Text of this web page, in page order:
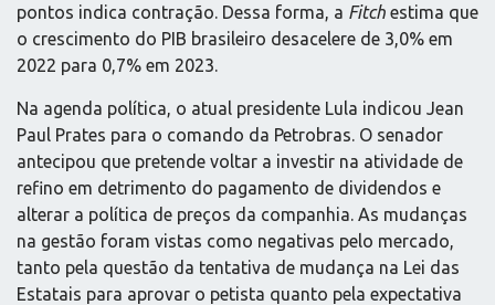
pontos indica contração. Dessa forma, a Fitch estima que
o crescimento do PIB brasileiro desacelere de 3,0% em
2022 para 0,7% em 2023.
Na agenda política, o atual presidente Lula indicou Jean
Paul Prates para o comando da Petrobras. O senador
antecipou que pretende voltar a investir na atividade de
refino em detrimento do pagamento de dividendos e
alterar a política de preços da companhia. As mudanças
na gestão foram vistas como negativas pelo mercado,
tanto pela questão da tentativa de mudança na Lei das
Estatais para aprovar o petista quanto pela expectativa